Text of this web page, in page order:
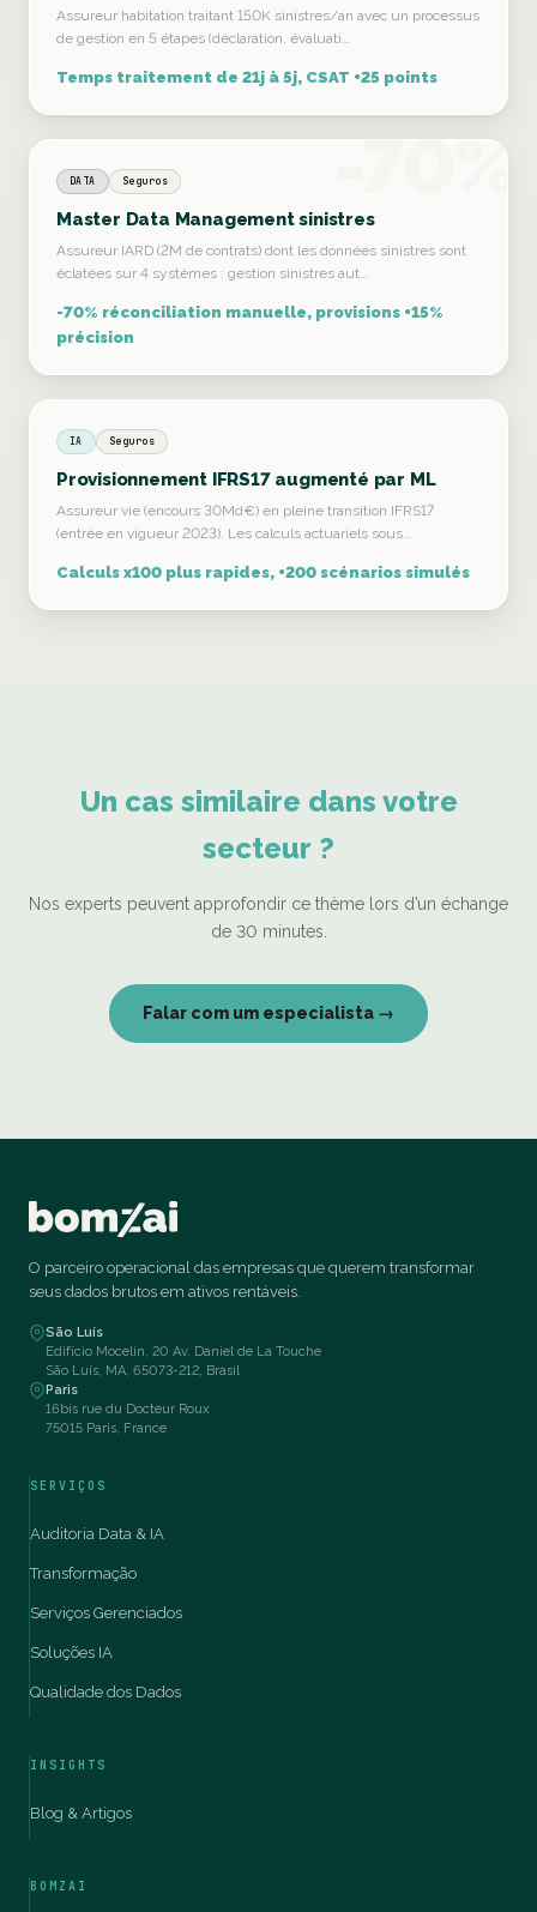
Assureur habitation traitant 150K sinistres/an avec un processus
de gestion en 5 étapes (déclaration, évaluati…
Temps traitement de 21j à 5j, CSAT +25 points
-70%
DATA Seguros
Master Data Management sinistres
Assureur IARD (2M de contrats) dont les données sinistres sont
éclatées sur 4 systèmes : gestion sinistres aut…
-70% réconciliation manuelle, provisions +15%
précision
IA Seguros
Provisionnement IFRS17 augmenté par ML
Assureur vie (encours 30Md€) en pleine transition IFRS17
(entrée en vigueur 2023). Les calculs actuariels sous…
Calculs x100 plus rapides, +200 scénarios simulés
Un cas similaire dans votre
secteur ?
Nos experts peuvent approfondir ce thème lors d’un échange
de 30 minutes.
Falar com um especialista →
O parceiro operacional das empresas que querem transformar
seus dados brutos em ativos rentáveis.
São Luís
Edifício Mocelin, 20 Av. Daniel de La Touche
São Luís, MA, 65073-212, Brasil
Paris
16bis rue du Docteur Roux
75015 Paris, France
SERVIÇOS
Auditoria Data & IA
Transformação
Serviços Gerenciados
Soluções IA
Qualidade dos Dados
INSIGHTS
Blog & Artigos
BOMZAI